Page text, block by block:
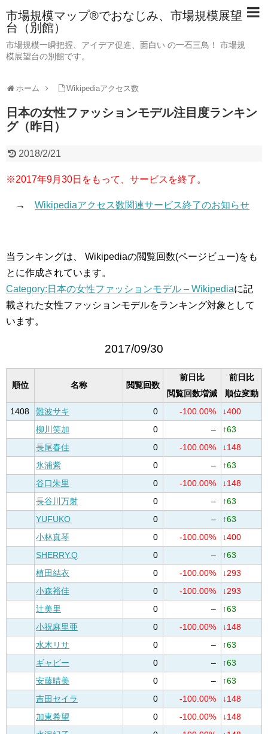
市場規模マップ®でおなじみ、市場規模展望
台（別館）
市場規模一瞬把握、アイデア促進、面白い の一石三鳥！ 市場規
模展望台の別館です。
ホーム Wikipediaアクセス数
日本の女性ファッションモデル注目度ランキン
グ（昨日）
2018/2/21
※2017年9月30日をもって、サービスを終了。
→ Wikipediaアクセス数関連サービス終了のお知らせ
当ランキングは、 Wikipediaの閲覧回数(ページビュー)をも
とに作成されています。
Category:日本の女性ファッションモデル – Wikipediaに記
載された女性ファッションモデルをランキング対象として
います。
2017/09/30
順位 名称 閲覧回数
前日比
閲覧回数増減
前日比
順位変動
1408
難波サキ 0 -100.00%
↓400
柳川笑加
0 –
↑63
長尾春佳
0 -100.00%
↓148
氷浦紫
0 –
↑63
谷口朱里
0 -100.00%
↓148
長谷川万射
0 –
↑63
YUFUKO
0 –
↑63
小林真琴
0 -100.00%
↓400
SHERRY.Q
0 –
↑63
植田結衣
0 -100.00%
↓293
小森裕佳
0 -100.00%
↓293
辻美里
0 –
↑63
小祝麻里亜
0 -100.00%
↓148
水木リサ
0 –
↑63
ギャビー
0 –
↑63
安藤晴美
0 –
↑63
吉田セイラ
0 -100.00%
↓148
加東希望
0 -100.00%
↓148